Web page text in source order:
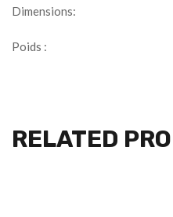
Dimensions:
Poids :
RELATED